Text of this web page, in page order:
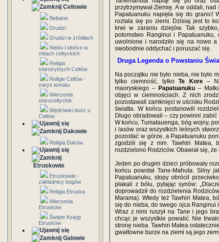
Celtowie
Beltaine
Druidzi
Druidzi w źródłach
Niebo i słońce w
mitach celtyckich
Religia
starożytnych Celtów
Religie Celtów -
zarys tematu
Wierzenia
staroceltyckie
Wędrówki dusz u
Celtów
Dakowie
Religia Daków
Etruskowie
Etruskowie -
zakładnicy bogów
Religia Etruska
Wierzenia
Etrusków
Święte Księgi
Etrusków
Galowie
przytrzymywał Ziemię. A w oddali,
Papatuanuku napięła się do granic!
rozlała się po ziemi. Dzisiaj jest to
krwi w zaraniu dziejów. Tak
potomstwo Ranginui i Papatuanuku,
uwolnione i narodziło się na nowo
swobodnie oddychać i poruszać się.
Druga Legenda o Powstaniu
Na początku nie było nieba, nie było
tylko ciemność, tylkoTe Kore–
maoryskiego – Papatuanuku–
objęci w ciemnościach. Z nich
pozostawali zamknięci w uścisku
światła. W końcu postanowili
Długo obradowali – czy powinni
W końcu, Tumatauenga, bóg wojny,
i lasów oraz wszystkich leśnych
pozostać w górze, a Papatuanuku
zgodzili się z nim. Tawhiri Matea,
rozdzielono Rodziców. Obawiał się,
Jeden po drugim dzieci próbowały
końcu powstał Tane-Mahuta. Silny
Papatuanuku, stopy obrócił
płakali z bólu, pytając synów:
doprowadził do rozdzielenia
Marama). Wtedy też Tawhiri Matea,
się do nieba, do swego ojca Ranginui
Wraz z nimi ruszył na Tane i jego
chcąc je wszystkie powalić. Nie
stronę nieba. Tawhiri Matea
gwałtowne burze na ziemi są jego